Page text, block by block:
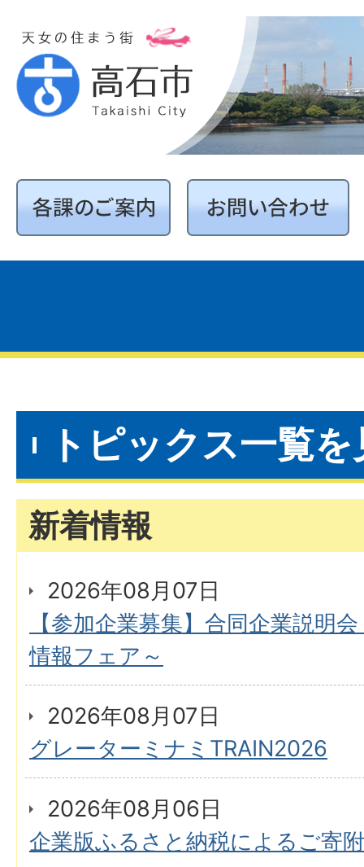
トピックス一覧
新着情報
2026年08月07日
【参加企業募集】合同企業説明
情報フェア～
2026年08月07日
グレーターミナミTRAIN2026
2026年08月06日
企業版ふるさと納税によるご寄